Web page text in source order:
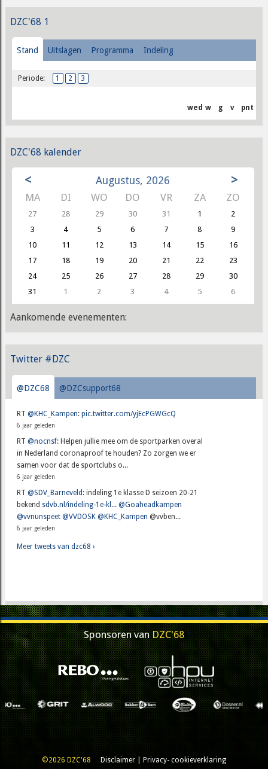
DZC'68 1
Stand Uitslagen Programma Indeling
Periode: 1 2 3
wed w g v pnt
DZC'68 kalender
< Augustus, 2026 >
MA DI WO DO VR ZA ZO
27 28 29 30 31 1
2
3
4 5 6 7 8
9
10
11 12 13 14 15
16
17
18 19 20 21 22
23
24
25 26 27 28 29
30
31
1 2 3 4 5 6
Aankomende evenementen:
Twitter #DZC
@DZC68 @DZCsupport68
RT@KHC_Kampen:pic.twitter.com/yjEcPGWGcQ
6 jaar geleden
RT@nocnsf: Helpen jullie mee om de sportparken overal
in Nederland coronaproof te houden? Zo zorgen we er
samen voor dat de sportclubs o...
6 jaar geleden
RT@SDV_Barneveld : indeling 1e klasse D seizoen 20-21
bekend sdvb.nl/indeling-1e-kl... @Goaheadkampen
@vvnunspeet @VVDOSK @KHC_Kampen @vvben...
6 jaar geleden
Meer tweets van dzc68 ›
Sponsoren vanDZC'68
©2026 DZC'68 Disclaimer Privacy- cookieverklaring